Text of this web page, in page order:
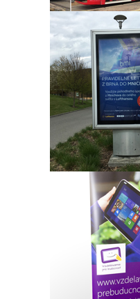
Reklama do
RollUp pro
Microsoft